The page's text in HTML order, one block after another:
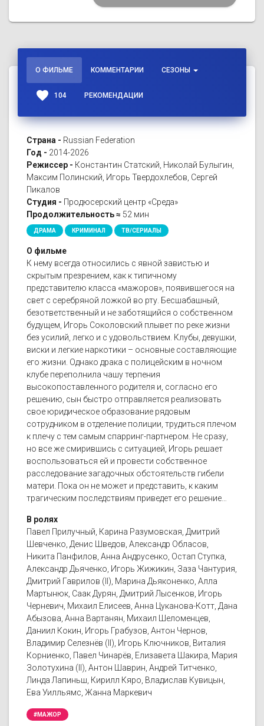
О ФИЛЬМЕ КОММЕНТАРИИ СЕЗОНЫ
favorite 104 РЕКОМЕНДАЦИИ
Страна - Russian Federation
Год - 2014-2026
Режиссер - Константин Статский, Николай Булыгин,
Максим Полинский, Игорь Твердохлебов, Сергей
Пикалов
Студия - Продюсерский центр «Среда»
Продолжительность ≈ 52 мин
ДРАМА КРИМИНАЛ ТВ/СЕРИАЛЫ
О фильме
К нему всегда относились с явной завистью и
скрытым презрением, как к типичному
представителю класса «мажоров», появившегося на
свет с серебряной ложкой во рту. Бесшабашный,
безответственный и не заботящийся о собственном
будущем, Игорь Соколовский плывет по реке жизни
без усилий, легко и с удовольствием. Клубы, девушки,
виски и легкие наркотики – основные составляющие
его жизни. Однако драка с полицейским в ночном
клубе переполнила чашу терпения
высокопоставленного родителя и, согласно его
решению, сын быстро отправляется реализовать
свое юридическое образование рядовым
сотрудником в отделение полиции, трудиться плечом
к плечу с тем самым спарринг-партнером. Не сразу,
но все же смирившись с ситуацией, Игорь решает
воспользоваться ей и провести собственное
расследование загадочных обстоятельств гибели
матери. Пока он не может и представить, к каким
трагическим последствиям приведет его решение…
В ролях
Павел Прилучный, Карина Разумовская, Дмитрий
Шевченко, Денис Шведов, Александр Обласов,
Никита Панфилов, Анна Андрусенко, Остап Ступка,
Александр Дьяченко, Игорь Жижикин, Заза Чантурия,
Дмитрий Гаврилов (II), Марина Дьяконенко, Алла
Мартынюк, Саак Дурян, Дмитрий Лысенков, Игорь
Черневич, Михаил Елисеев, Анна Цуканова-Котт, Дана
Абызова, Анна Вартанян, Михаил Шеломенцев,
Даниил Кокин, Игорь Грабузов, Антон Чернов,
Владимир Селезнёв (II), Игорь Ключников, Виталия
Корниенко, Павел Чинарёв, Елизавета Шакира, Мария
Золотухина (II), Антон Шаврин, Андрей Титченко,
Линда Лапиньш, Кирилл Кяро, Владислав Кувицын,
Ева Уилльямс, Жанна Маркевич
#МАЖОР